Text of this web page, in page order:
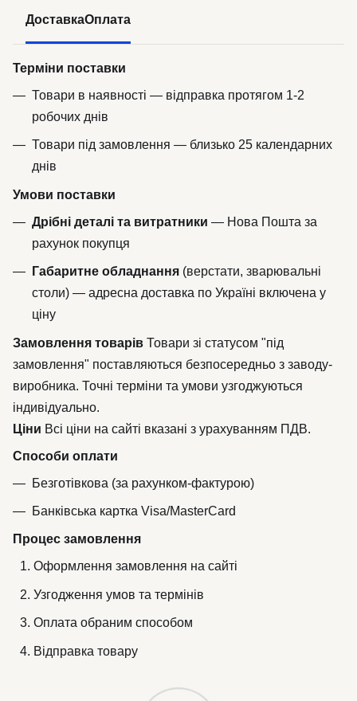
ДоставкаОплата
Терміни поставки
Товари в наявності — відправка протягом 1-2
робочих днів
Товари під замовлення — близько 25 календарних
днів
Умови поставки
Дрібні деталі та витратники — Нова Пошта за
рахунок покупця
Габаритне обладнання (верстати, зварювальні
столи) — адресна доставка по Україні включена у
ціну
Замовлення товарів Товари зі статусом "під
замовлення" поставляються безпосередньо з заводу-
виробника. Точні терміни та умови узгоджуються
індивідуально.
Ціни Всі ціни на сайті вказані з урахуванням ПДВ.
Способи оплати
Безготівкова (за рахунком-фактурою)
Банківська картка Visa/MasterCard
Процес замовлення
Оформлення замовлення на сайті
Узгодження умов та термінів
Оплата обраним способом
Відправка товару